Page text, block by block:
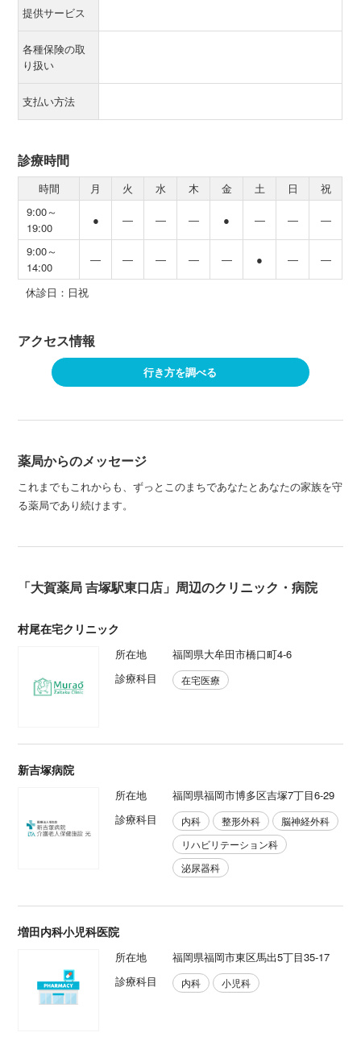
提供サービス
各種保険の取
り扱い
支払い方法
診療時間
時間 月 火 水 木 金 土 日
祝
9:00～
19:00
● ― ― ― ● ― ― ―
9:00～
14:00
― ― ― ― ― ● ― ―
休診日：日祝
アクセス情報
行き方を調べる
薬局からのメッセージ
これまでもこれからも、ずっとこのまちであなたとあなたの家族を守
る薬局であり続けます。
「大賀薬局 吉塚駅東口店」周辺のクリニック・病院
村尾在宅クリニック
所在地
福岡県⼤牟⽥市橋⼝町4-6
診療科目
在宅医療
新吉塚病院
所在地
福岡県福岡市博多区吉塚7丁目6-29
診療科目
内科 整形外科
脳神経外科
リハビリテーション科
泌尿器科
増田内科小児科医院
所在地
福岡県福岡市東区馬出5丁目35-17
診療科目
内科 小児科